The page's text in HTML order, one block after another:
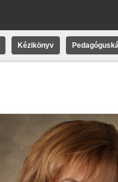
Kézikönyv